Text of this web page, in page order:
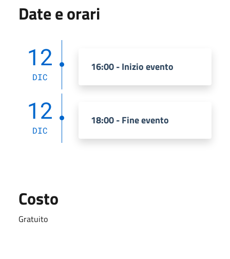
Date e orari
12
DIC
16:00 - Inizio evento
12
DIC
18:00 - Fine evento
Costo
Gratuito